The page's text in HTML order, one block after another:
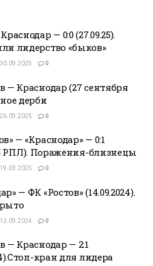
— 0:0 (27.09.25).
лидерство «быков»
30.09.2025 0
— Краснодар (27 сентября
дерби
26.09.2025 0
— «Краснодар» — 0:1
РПЛ). Поражения-близнецы
19.03.2025 0
— ФК «Ростов» (14.09.2024).
13.09.2024 0
— Краснодар — 2:1
кран для лидера